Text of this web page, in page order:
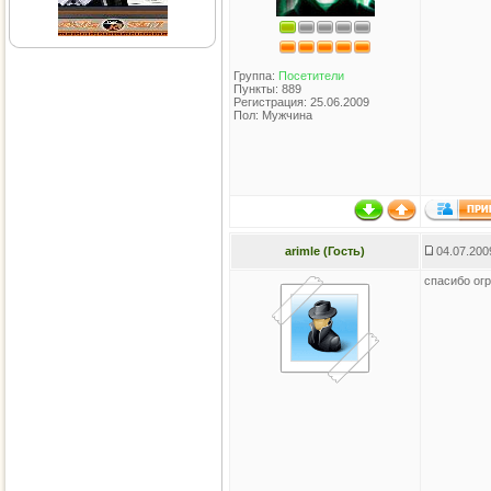
Группа: Посетители
Пункты: 889
Регистрация: 25.06.2009
Пол: Мужчина
arimle (Гость)
спасибо